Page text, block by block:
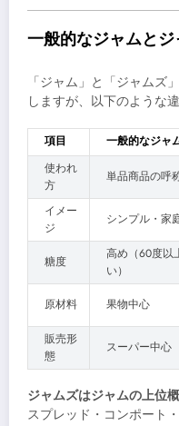
一般的なジャムと
「ジャム」と「ジャムズ
しますが、以下のような
項目 一般的なジャ
使われ
方
単品商品の呼
イメー
ジ
シンプル・家
糖度
高め（60度以
い）
原材料 果物中心
販売形
態
スーパー中心
ジャムズはジャムの上位
スプレッド・コンポート